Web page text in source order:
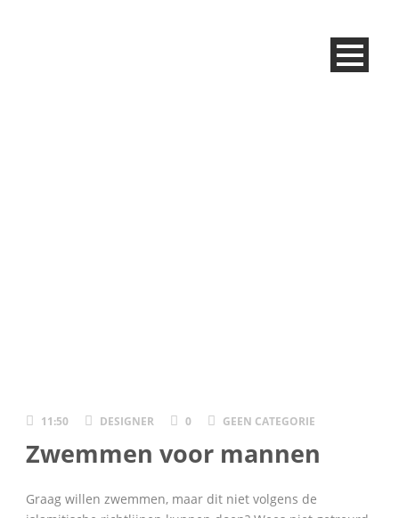
11:50 DESIGNER 0 GEEN CATEGORIE
Zwemmen voor mannen
Graag willen zwemmen, maar dit niet volgens de